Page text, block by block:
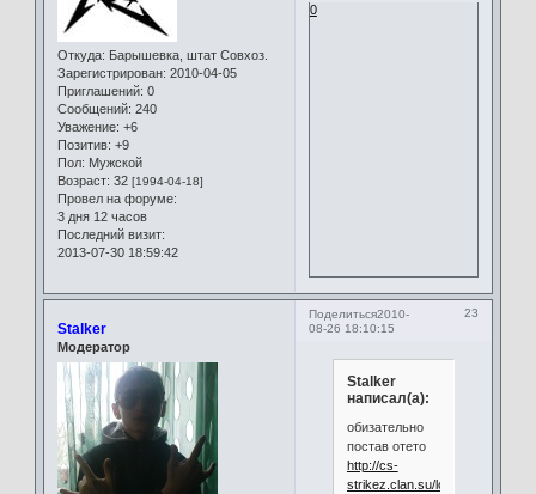
Откуда: Барышевка, штат Совхоз.
Зарегистрирован: 2010-04-05
Приглашений: 0
Сообщений: 240
Уважение: +6
Позитив: +9
Пол: Мужской
Возраст: 32 [1994-04-18]
Провел на форуме:
3 дня 12 часов
Последний визит:
2013-07-30 18:59:42
0
Поделиться 23
2010-
08-26 18:10:15
Stalker
Модератор
Stalker
написал(а):
обизательно
постав отето
http://cs-
strikez.clan.su/load/grab_plu